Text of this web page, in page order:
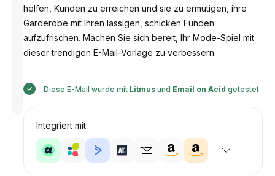
von
helfen, Kunden zu erreichen und sie zu ermutigen, ihre
Garderobe mit Ihren lässigen, schicken Funden
aufzufrischen. Machen Sie sich bereit, Ihr Mode-Spiel mit
dieser trendigen E-Mail-Vorlage zu verbessern.
Diese E-Mail wurde mit Litmus und Email on Acid getestet
Integriert mit